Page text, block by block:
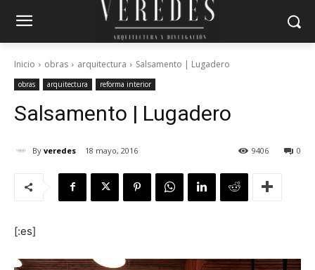
Inicio obras arquitectura Salsamento | Lugadero
obras arquitectura reforma interior
Salsamento | Lugadero
By veredes 18 mayo, 2016 0
9406
[:es]